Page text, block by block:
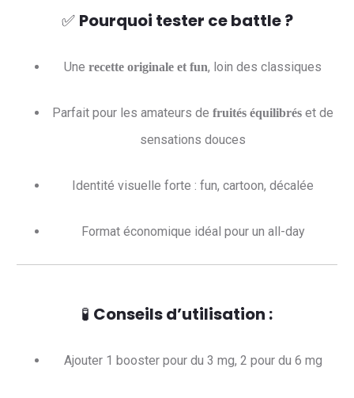
✅ Pourquoi tester ce battle ?
Une recette originale et fun, loin des classiques
Parfait pour les amateurs de fruités équilibrés et de
sensations douces
Identité visuelle forte : fun, cartoon, décalée
Format économique idéal pour un all-day
🧪 Conseils d’utilisation :
Ajouter 1 booster pour du 3 mg, 2 pour du 6 mg